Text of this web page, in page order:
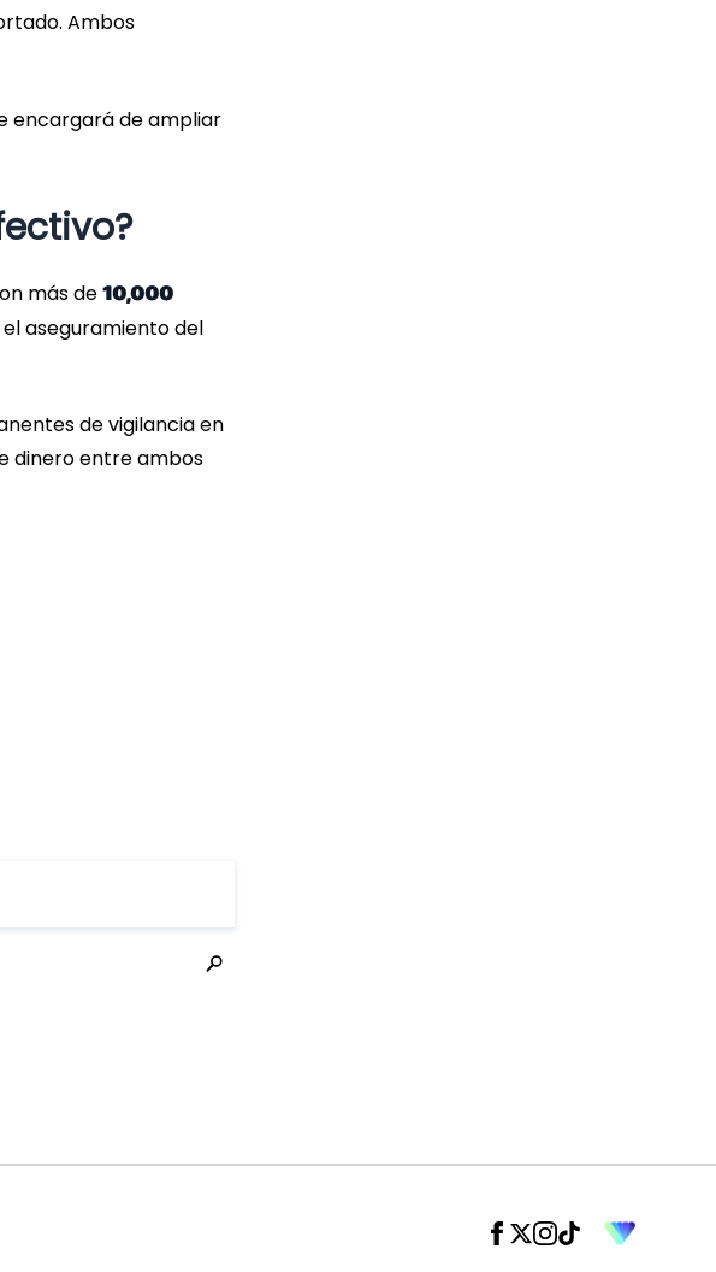
Ambos
encargará de ampliar
más de10,000
aseguramiento del
de vigilancia en
dinero entre ambos